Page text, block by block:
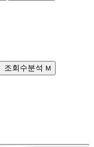
조회수분석 M